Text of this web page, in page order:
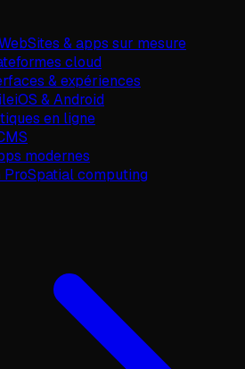
Sites & apps sur mesure
cloud
& expériences
iOS & Android
en ligne
modernes
ProSpatial computing